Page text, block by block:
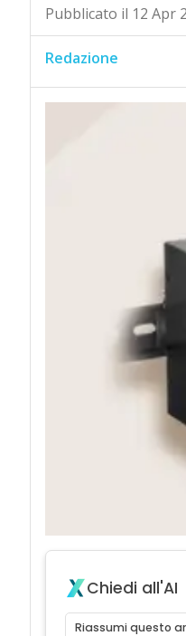
Pubblicato il 12 Apr
Redazione
Chiedi all'AI
Riassumi questo